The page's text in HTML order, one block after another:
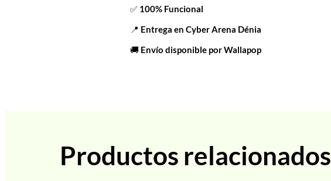
✅ 100% Funcional
📍 Entrega en Cyber Arena Dénia
🚚 Envío disponible por Wallapop
Productos relacionados